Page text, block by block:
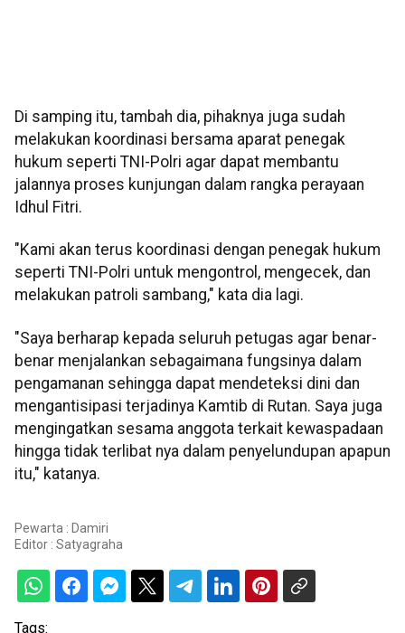
Di samping itu, tambah dia, pihaknya juga sudah
melakukan koordinasi bersama aparat penegak
hukum seperti TNI-Polri agar dapat membantu
jalannya proses kunjungan dalam rangka perayaan
Idhul Fitri.
"Kami akan terus koordinasi dengan penegak hukum
seperti TNI-Polri untuk mengontrol, mengecek, dan
melakukan patroli sambang," kata dia lagi.
"Saya berharap kepada seluruh petugas agar benar-
benar menjalankan sebagaimana fungsinya dalam
pengamanan sehingga dapat mendeteksi dini dan
mengantisipasi terjadinya Kamtib di Rutan. Saya juga
mengingatkan sesama anggota terkait kewaspadaan
hingga tidak terlibat nya dalam penyelundupan apapun
itu," katanya.
Pewarta : Damiri
Editor : Satyagraha
Tags: